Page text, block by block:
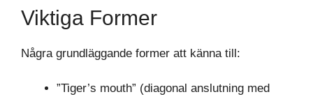
Viktiga Former
Några grundläggande former att känna till:
”Tiger’s mouth” (diagonal anslutning med